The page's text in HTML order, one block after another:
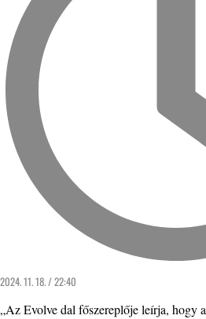
2024. 11. 18. / 22:40
„Az Evolve dal főszereplője leírja, hogy